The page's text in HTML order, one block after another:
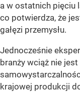
a w ostatnich pięciu
co potwierdza, że
gałęzi przemysłu.
Jednocześnie
branży wciąż nie
krajowej produkcji